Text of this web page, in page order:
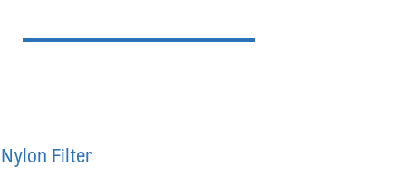
Nylon Filter